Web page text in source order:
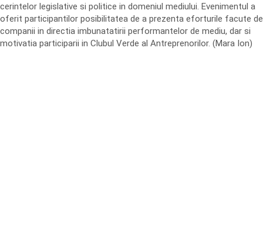
cerintelor legislative si politice in domeniul mediului. Evenimentul a
oferit participantilor posibilitatea de a prezenta eforturile facute de
companii in directia imbunatatirii performantelor de mediu, dar si
motivatia participarii in Clubul Verde al Antreprenorilor. (Mara Ion)